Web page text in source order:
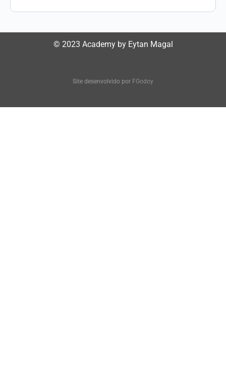
© 2023 Academy by Eytan Magal
Site desenvolvido por FGodoy